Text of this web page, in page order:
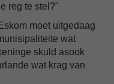
reg te stel?"
moet uitgedaag
wat
skuld asook
wat krag van